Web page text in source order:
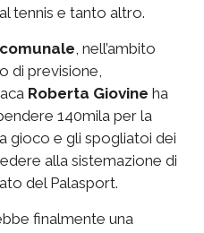
tennis e tanto altro.
, nell’ambito
di previsione,
Roberta Giovine ha
140mila per la
gioco e gli spogliatoi dei
alla sistemazione di
del Palasport.
finalmente una